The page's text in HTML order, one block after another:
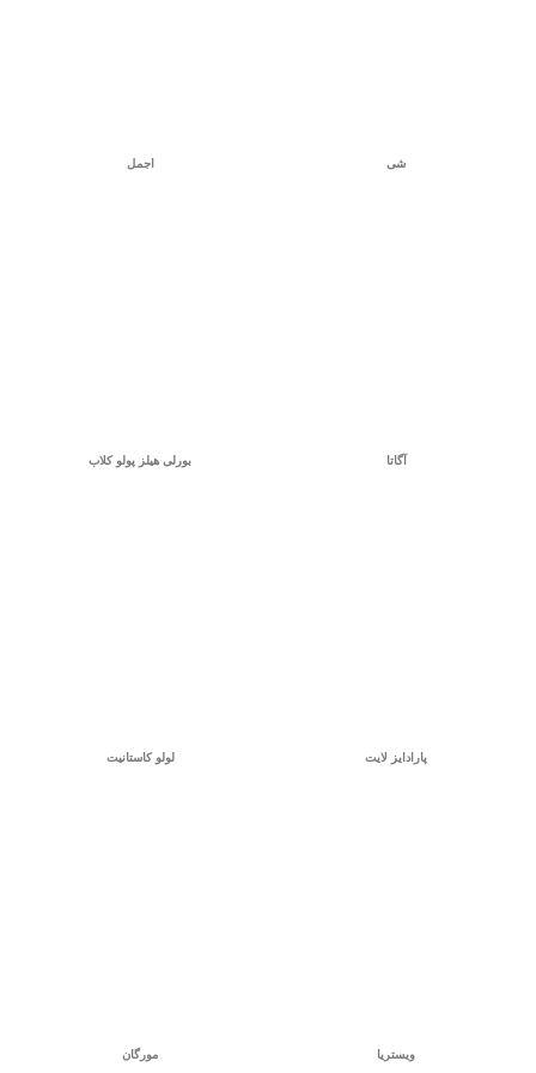
شی اجمل
آگاتا بورلی هیلز پولو کلاب
پارادایز لایت لولو کاستانیت
ویستریا مورگان